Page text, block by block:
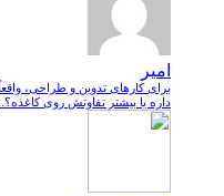
امیر
داره یا بیشتر تفاوتش روی کاغذه؟...